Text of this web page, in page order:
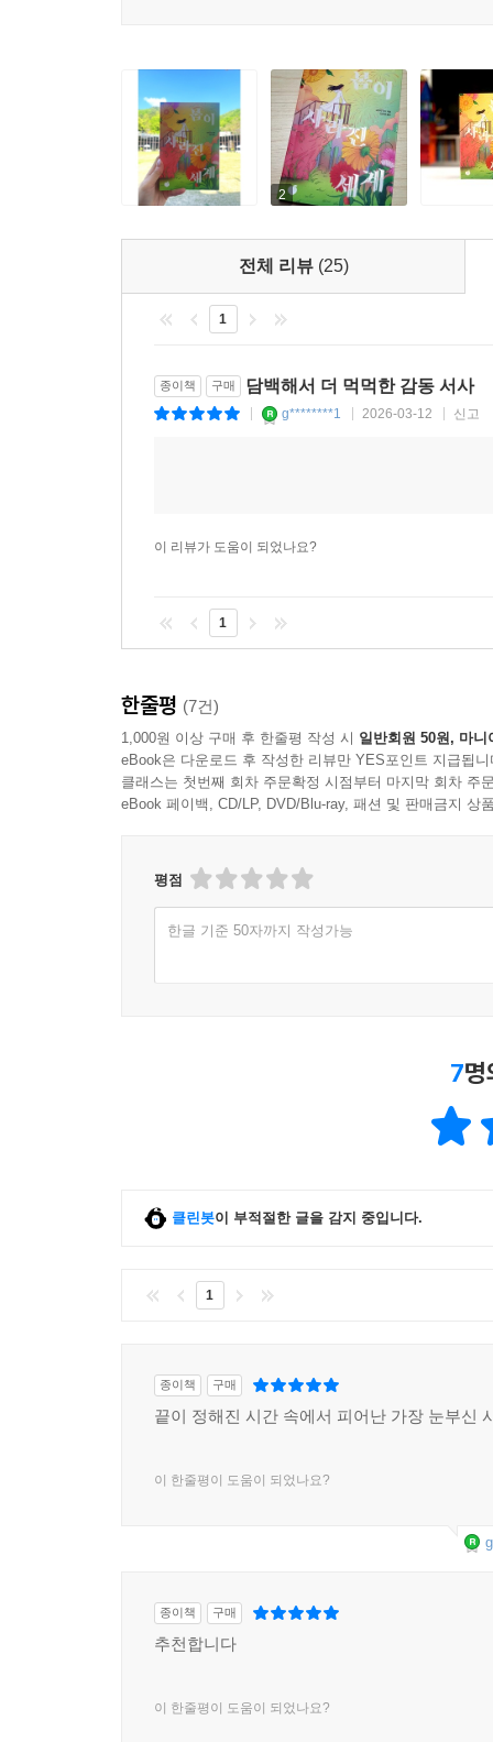
2
전체 리뷰 (25)
1
종이책 구매 담백해서 더 먹먹한 감동 서사
g********1 2026-03-12 신고
이 리뷰가 도움이 되었나요?
1
한줄평 (7건)
1,000원 이상 구매 후 한줄평 작성 시 일반회원 50원, 마니
eBook은 다운로드 후 작성한 리뷰만 YES포인트 지급됩니
클래스는 첫번째 회차 주문확정 시점부터 마지막 회차 주
eBook 페이백, CD/LP, DVD/Blu-ray, 패션 및 판매금지 상
평점
한글 기준 50자까지 작성가능
7
클린봇이 부적절한 글을 감지 중입니다.
1
종이책 구매
끝이 정해진 시간 속에서 피어난 가장 눈부신
이 한줄평이 도움이 되었나요?
종이책 구매
추천합니다
이 한줄평이 도움이 되었나요?